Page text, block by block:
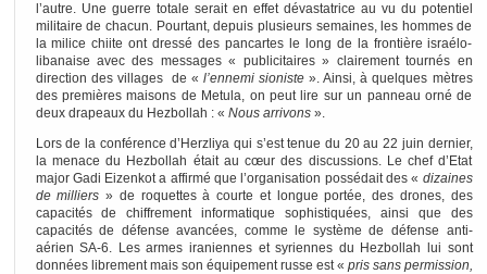
l’autre. Une guerre totale serait en effet dévastatrice au vu du potentiel
militaire de chacun. Pourtant, depuis plusieurs semaines, les hommes de
la milice chiite ont dressé des pancartes le long de la frontière israélo-
libanaise avec des messages « publicitaires » clairement tournés en
direction des villages de « l’ennemi sioniste ». Ainsi, à quelques mètres
des premières maisons de Metula, on peut lire sur un panneau orné de
deux drapeaux du Hezbollah : « Nous arrivons».
Lors de la conférence d’Herzliya qui s’est tenue du 20 au 22 juin dernier,
la menace du Hezbollah était au cœur des discussions. Le chef d’Etat
major Gadi Eizenkot a affirmé que l’organisation possédait des « dizaines
de milliers » de roquettes à courte et longue portée, des drones, des
capacités de chiffrement informatique sophistiquées, ainsi que des
capacités de défense avancées, comme le système de défense anti-
aérien SA-6. Les armes iraniennes et syriennes du Hezbollah lui sont
données librement mais son équipement russe est « pris sans permission,